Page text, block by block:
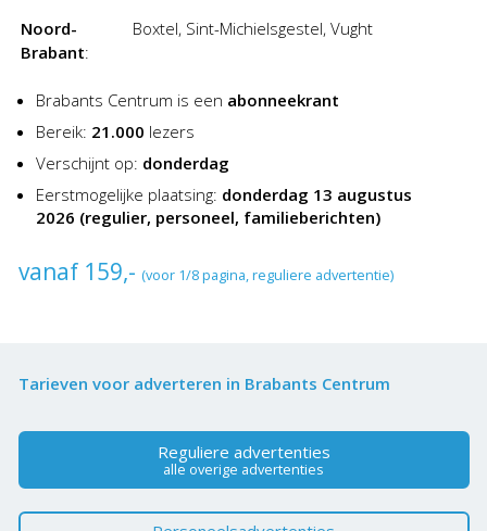
Noord-
Brabant:
Boxtel, Sint-Michielsgestel, Vught
Brabants Centrum is een abonneekrant
Bereik: 21.000 lezers
Verschijnt op: donderdag
Eerstmogelijke plaatsing: donderdag 13 augustus
2026 (regulier, personeel, familieberichten)
vanaf 159,- (voor 1/8 pagina, reguliere advertentie)
Tarieven voor adverteren in Brabants Centrum
Reguliere advertenties
alle overige advertenties